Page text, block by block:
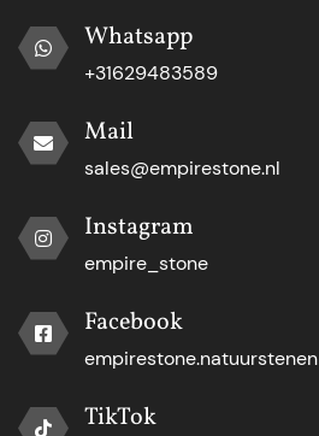
Whatsapp
+31629483589
Mail
sales@empirestone.nl
Instagram
empire_stone
Facebook
empirestone.natuurstenen
TikTok